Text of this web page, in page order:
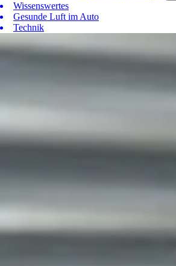
Wissenswertes
Gesunde Luft im Auto
Technik